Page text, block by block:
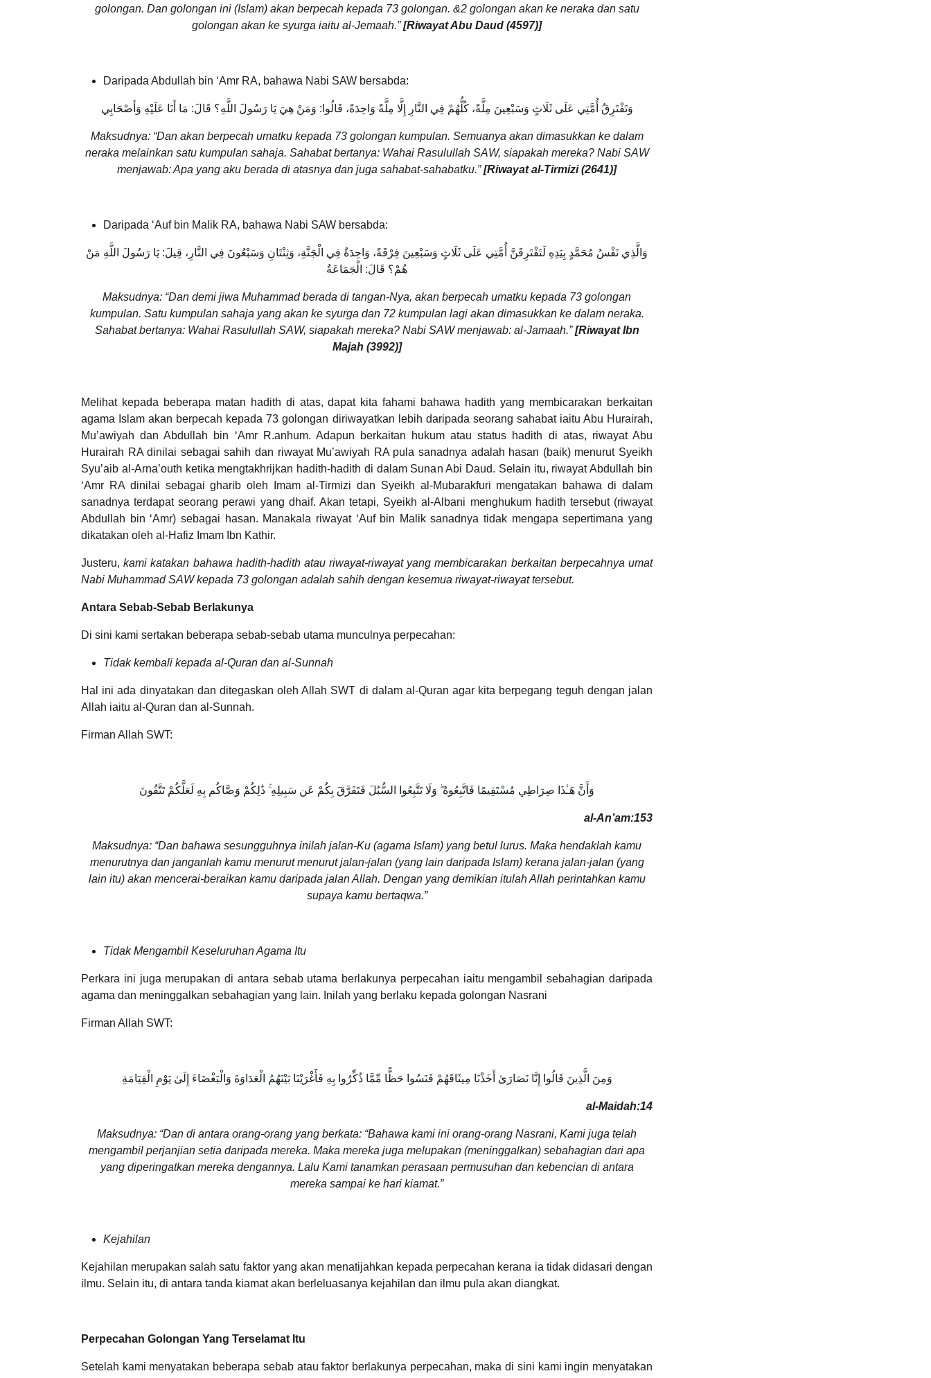
golongan. Dan golongan ini (Islam) akan berpecah kepada 73 golongan. &2 golongan akan ke neraka dan satu
golongan akan ke syurga iaitu al-Jemaah.”[Riwayat Abu Daud (4597)]
Daripada Abdullah bin ‘Amr RA, bahawa Nabi SAW bersabda:
وَتَفْتَرِقُ أُمَّتِي عَلَى ثَلَاثٍ وَسَبْعِينَ مِلَّةً، كُلُّهُمْ فِي النَّارِ إِلَّا مِلَّةً وَاحِدَةً، قَالُوا: وَمَنْ هِيَ يَا رَسُولَ اللَّهِ؟ قَالَ: مَا أَنَا عَلَيْهِ وَأَصْحَابِي
Maksudnya: “Dan akan berpecah umatku kepada 73 golongan kumpulan. Semuanya akan dimasukkan ke dalam
neraka melainkan satu kumpulan sahaja. Sahabat bertanya: Wahai Rasulullah SAW, siapakah mereka? Nabi SAW
menjawab: Apa yang aku berada di atasnya dan juga sahabat-sahabatku.”[Riwayat al-Tirmizi (2641)]
Daripada ‘Auf bin Malik RA, bahawa Nabi SAW bersabda:
وَالَّذِي نَفْسُ مُحَمَّدٍ بِيَدِهِ لَتَفْتَرِقَنَّ أُمَّتِي عَلَى ثَلَاثٍ وَسَبْعِينَ فِرْقَةً، وَاحِدَةٌ فِي الْجَنَّةِ، وَثِنْتَانِ وَسَبْعُونَ فِي النَّارِ، قِيلَ: يَا رَسُولَ اللَّهِ مَنْ
هُمْ؟ قَالَ: الْجَمَاعَةُ
Maksudnya: “Dan demi jiwa Muhammad berada di tangan-Nya, akan berpecah umatku kepada 73 golongan
kumpulan. Satu kumpulan sahaja yang akan ke syurga dan 72 kumpulan lagi akan dimasukkan ke dalam neraka.
Sahabat bertanya: Wahai Rasulullah SAW, siapakah mereka? Nabi SAW menjawab: al-Jamaah.”[Riwayat Ibn
Majah (3992)]
Melihat kepada beberapa matan hadith di atas, dapat kita fahami bahawa hadith yang membicarakan berkaitan
agama Islam akan berpecah kepada 73 golongan diriwayatkan lebih daripada seorang sahabat iaitu Abu Hurairah,
Mu’awiyah dan Abdullah bin ‘Amr R.anhum. Adapun berkaitan hukum atau status hadith di atas, riwayat Abu
Hurairah RA dinilai sebagai sahih dan riwayat Mu’awiyah RA pula sanadnya adalah hasan (baik) menurut Syeikh
Syu’aib al-Arna’outh ketika mengtakhrijkan hadith-hadith di dalam Sunan Abi Daud. Selain itu, riwayat Abdullah bin
‘Amr RA dinilai sebagai gharib oleh Imam al-Tirmizi dan Syeikh al-Mubarakfuri mengatakan bahawa di dalam
sanadnya terdapat seorang perawi yang dhaif. Akan tetapi, Syeikh al-Albani menghukum hadith tersebut (riwayat
Abdullah bin ‘Amr) sebagai hasan. Manakala riwayat ‘Auf bin Malik sanadnya tidak mengapa sepertimana yang
dikatakan oleh al-Hafiz Imam Ibn Kathir.
Justeru,kami katakan bahawa hadith-hadith atau riwayat-riwayat yang membicarakan berkaitan berpecahnya umat
Nabi Muhammad SAW kepada 73 golongan adalah sahih dengan kesemua riwayat-riwayat tersebut.
Antara Sebab-Sebab Berlakunya
Di sini kami sertakan beberapa sebab-sebab utama munculnya perpecahan:
Tidak kembali kepada al-Quran dan al-Sunnah
Hal ini ada dinyatakan dan ditegaskan oleh Allah SWT di dalam al-Quran agar kita berpegang teguh dengan jalan
Allah iaitu al-Quran dan al-Sunnah.
Firman Allah SWT:
وَأَنَّ هَـٰذَا صِرَاطِي مُسْتَقِيمًا فَاتَّبِعُوهُ ۖ وَلَا تَتَّبِعُوا السُّبُلَ فَتَفَرَّقَ بِكُمْ عَن سَبِيلِهِ ۚ ذَٰلِكُمْ وَصَّاكُم بِهِ لَعَلَّكُمْ تَتَّقُونَ
al-An’am:153
Maksudnya: “Dan bahawa sesungguhnya inilah jalan-Ku (agama Islam) yang betul lurus. Maka hendaklah kamu
menurutnya dan janganlah kamu menurut menurut jalan-jalan (yang lain daripada Islam) kerana jalan-jalan (yang
lain itu) akan mencerai-beraikan kamu daripada jalan Allah. Dengan yang demikian itulah Allah perintahkan kamu
supaya kamu bertaqwa.”
Tidak Mengambil Keseluruhan Agama Itu
Perkara ini juga merupakan di antara sebab utama berlakunya perpecahan iaitu mengambil sebahagian daripada
agama dan meninggalkan sebahagian yang lain. Inilah yang berlaku kepada golongan Nasrani
Firman Allah SWT:
وَمِنَ الَّذِينَ قَالُوا إِنَّا نَصَارَىٰ أَخَذْنَا مِيثَاقَهُمْ فَنَسُوا حَظًّا مِّمَّا ذُكِّرُوا بِهِ فَأَغْرَيْنَا بَيْنَهُمُ الْعَدَاوَةَ وَالْبَغْضَاءَ إِلَىٰ يَوْمِ الْقِيَامَةِ
al-Maidah:14
Maksudnya: “Dan di antara orang-orang yang berkata: “Bahawa kami ini orang-orang Nasrani, Kami juga telah
mengambil perjanjian setia daripada mereka. Maka mereka juga melupakan (meninggalkan) sebahagian dari apa
yang diperingatkan mereka dengannya. Lalu Kami tanamkan perasaan permusuhan dan kebencian di antara
mereka sampai ke hari kiamat.”
Kejahilan
Kejahilan merupakan salah satu faktor yang akan menatijahkan kepada perpecahan kerana ia tidak didasari dengan
ilmu. Selain itu, di antara tanda kiamat akan berleluasanya kejahilan dan ilmu pula akan diangkat.
Perpecahan Golongan Yang Terselamat Itu
Setelah kami menyatakan beberapa sebab atau faktor berlakunya perpecahan, maka di sini kami ingin menyatakan